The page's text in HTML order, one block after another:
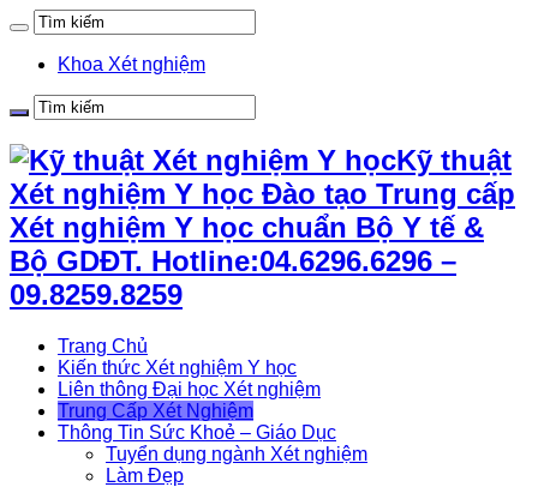
Khoa Xét nghiệm
Kỹ thuật
Xét nghiệm Y học Đào tạo Trung cấp
Xét nghiệm Y học chuẩn Bộ Y tế &
Bộ GDĐT. Hotline:04.6296.6296 –
09.8259.8259
Trang Chủ
Kiến thức Xét nghiệm Y học
Liên thông Đại học Xét nghiệm
Trung Cấp Xét Nghiệm
Thông Tin Sức Khoẻ – Giáo Dục
Tuyển dụng ngành Xét nghiệm
Làm Đẹp